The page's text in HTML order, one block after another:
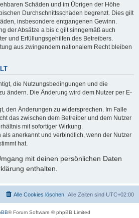
Schäden und im Übrigen der Höhe
Durchschnittsschäden begrenzt. Dies gilt
insbesondere entgangenen Gewinn.
der Absätze a bis c gilt sinngemäß auch
und Erfüllungsgehilfen des Betreibers.
aus zwingendem nationalem Recht bleiben
die Nutzungsbedingungen und die
ändern. Die Änderung wird dem Nutzer per E-
den Änderungen zu widersprechen. Im Falle
das zwischen dem Betreiber und dem Nutzer
mit sofortiger Wirkung.
als anerkannt und verbindlich, wenn der Nutzer
hat.
mit deinen persönlichen Daten
enthalten.
Alle Zeiten sind UTC+02:00
Alle Cookies löschen
® Forum Software © phpBB Limited